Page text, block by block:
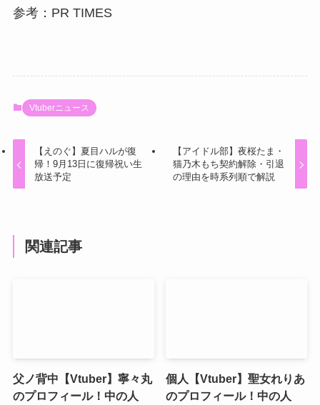
参考：PR TIMES
Vtuberニュース
【えのぐ】夏目ハルが復
帰！9月13日に復帰祝い生
放送予定
【アイドル部】夜桜たま・
猫乃木もち契約解除・引退
の理由を時系列順で解説
関連記事
父ノ背中【Vtuber】寧々丸
のプロフィール！中の人
個人【Vtuber】聖女れりあ
のプロフィール！中の人